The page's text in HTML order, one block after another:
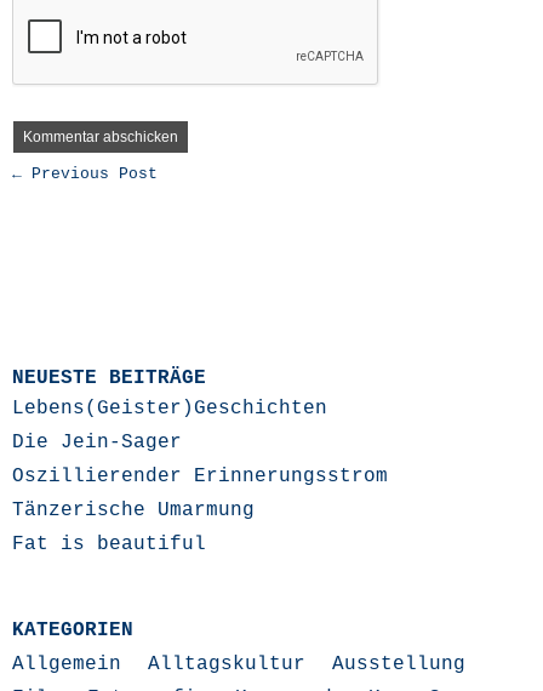
← Previous Post
NEUESTE BEITRÄGE
Lebens(Geister)Geschichten
Die Jein-Sager
Oszillierender Erinnerungsstrom
Tänzerische Umarmung
Fat is beautiful
KATEGORIEN
Allgemein
Alltagskultur
Ausstellung